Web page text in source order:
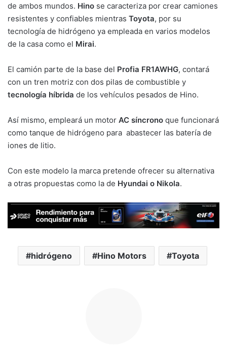
de ambos mundos. Hino se caracteriza por crear camiones
resistentes y confiables mientras Toyota, por su
tecnología de hidrógeno ya empleada en varios modelos
de la casa como el Mirai.
El camión parte de la base del Profia FR1AWHG, contará
con un tren motriz con dos pilas de combustible y
tecnología híbrida de los vehículos pesados de Hino.
Así mismo, empleará un motor AC síncrono que funcionará
como tanque de hidrógeno para abastecer las batería de
iones de litio.
Con este modelo la marca pretende ofrecer su alternativa
a otras propuestas como la de Hyundai o Nikola.
hidrógeno Hino Motors Toyota